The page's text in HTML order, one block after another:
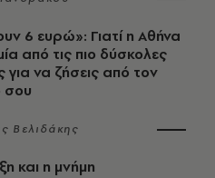
6 ευρώ»: Γιατί η Αθήνα
από τις πιο δύσκολες
για να ζήσεις από τον
σου
Βελιδάκης
και η μνήμη